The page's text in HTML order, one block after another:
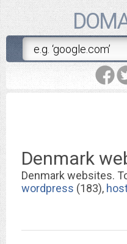
Denmark
Denmark websites.
wordpress (183),